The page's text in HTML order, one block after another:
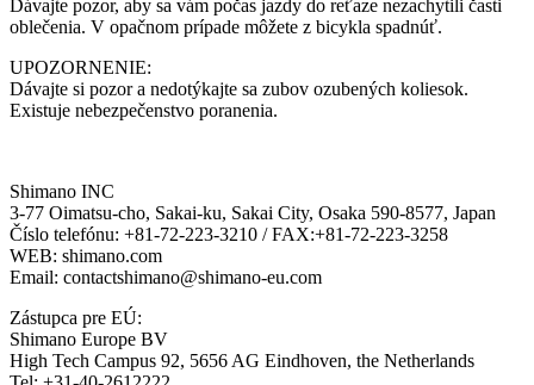
Dávajte pozor, aby sa vám počas jazdy do reťaze nezachytili časti
oblečenia. V opačnom prípade môžete z bicykla spadnúť.
UPOZORNENIE:
Dávajte si pozor a nedotýkajte sa zubov ozubených koliesok.
Existuje nebezpečenstvo poranenia.
Shimano INC
3-77 Oimatsu-cho, Sakai-ku, Sakai City, Osaka 590-8577, Japan
Číslo telefónu: +81-72-223-3210 / FAX:+81-72-223-3258
WEB: shimano.com
Email: contactshimano@shimano-eu.com
Zástupca pre EÚ:
Shimano Europe BV
High Tech Campus 92, 5656 AG Eindhoven, the Netherlands